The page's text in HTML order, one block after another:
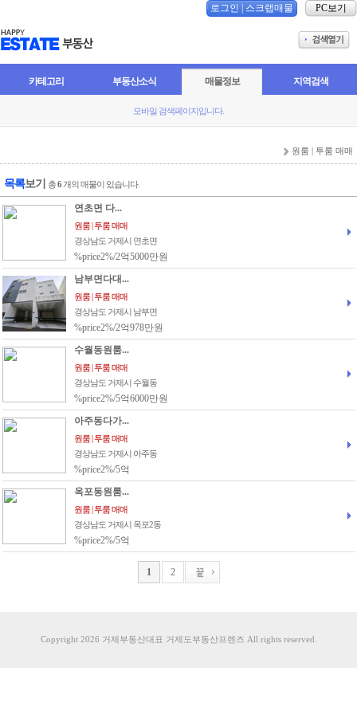
로그인 스크랩매물 PC보기
카테고리 부동산소식 매물정보 지역검색
모바일 검색페이지입니다.
원룸 | 투룸 매매
목록보기 총6 개의 매물이 있습니다.
연초면 다...
원룸 | 투룸 매매
경상남도 거제시 연초면
%price2%/2억5000만원
남부면다대...
원룸 | 투룸 매매
경상남도 거제시 남부면
%price2%/2억978만원
수월동원룸...
원룸 | 투룸 매매
경상남도 거제시 수월동
%price2%/5억6000만원
아주동다가...
원룸 | 투룸 매매
경상남도 거제시 아주동
%price2%/5억
옥포동원룸...
원룸 | 투룸 매매
경상남도 거제시 옥포2동
%price2%/5억
1 2
Copyright 2026 거제부동산대표 거제도부동산프렌즈 All rights reserved.